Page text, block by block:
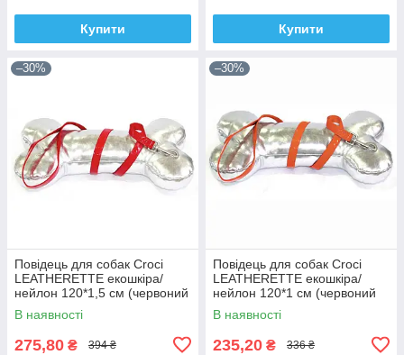
Купити Купити
–30%
Повідець для собак Croci
LEATHERETTE екошкіра/
нейлон 120*1,5 см (червоний
лак)
В наявності
275,80 ₴ 394 ₴
–30%
Повідець для собак Croci
LEATHERETTE екошкіра/
нейлон 120*1 см (червоний
лак)
В наявності
235,20 ₴ 336 ₴